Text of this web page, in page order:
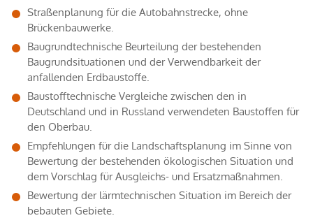
Straßenplanung für die Autobahnstrecke, ohne
Brückenbauwerke.
Baugrundtechnische Beurteilung der bestehenden
Baugrundsituationen und der Verwendbarkeit der
anfallenden Erdbaustoffe.
Baustofftechnische Vergleiche zwischen den in
Deutschland und in Russland verwendeten Baustoffen für
den Oberbau.
Empfehlungen für die Landschaftsplanung im Sinne von
Bewertung der bestehenden ökologischen Situation und
dem Vorschlag für Ausgleichs- und Ersatzmaßnahmen.
Bewertung der lärmtechnischen Situation im Bereich der
bebauten Gebiete.